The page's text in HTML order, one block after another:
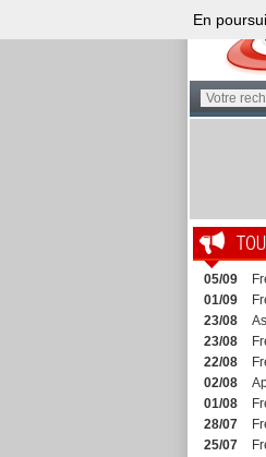
05/09
01/09
23/08
23/08
22/08
02/08
01/08
28/07
25/07
En